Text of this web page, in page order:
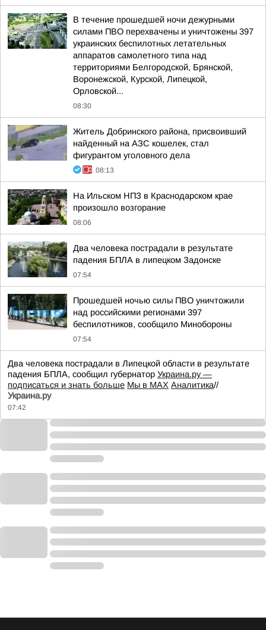
В течение прошедшей ночи дежурными
силами ПВО перехвачены и уничтожены 397
украинских беспилотных летательных
аппаратов самолетного типа над
территориями Белгородской, Брянской,
Воронежской, Курской, Липецкой,
Орловской...
08:30
Житель Добринского района, присвоивший
найденный на АЗС кошелек, стал
фигурантом уголовного дела
08:13
На Ильском НПЗ в Краснодарском крае
произошло возгорание
08:06
Два человека пострадали в результате
падения БПЛА в липецком Задонске
07:54
Прошедшей ночью силы ПВО уничтожили
над российскими регионами 397
беспилотников, сообщило Минобороны
07:54
Два человека пострадали в Липецкой области в результате
падения БПЛА, сообщил губернатор Украина.ру —
подписаться и знать больше Мы в MAX Аналитика//
Украина.ру
07:42